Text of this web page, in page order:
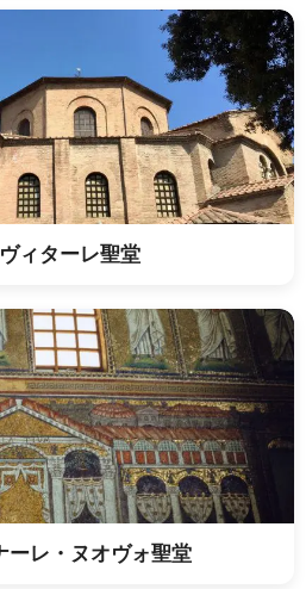
ィターレ聖堂
ーレ・ヌオヴォ聖堂